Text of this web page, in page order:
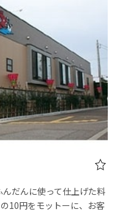
だんに使って仕上げた料
10円をモットーに、お客